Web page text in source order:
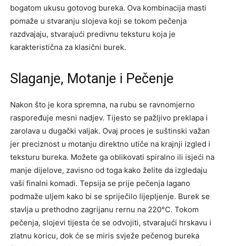
bogatom ukusu gotovog bureka. Ova kombinacija masti
pomaže u stvaranju slojeva koji se tokom pečenja
razdvajaju, stvarajući predivnu teksturu koja je
karakteristična za klasični burek.
Slaganje, Motanje i Pečenje
Nakon što je kora spremna, na rubu se ravnomjerno
raspoređuje mesni nadjev. Tijesto se pažljivo preklapa i
zarolava u dugački valjak. Ovaj proces je suštinski važan
jer preciznost u motanju direktno utiče na krajnji izgled i
teksturu bureka. Možete ga oblikovati spiralno ili isjeći na
manje dijelove, zavisno od toga kako želite da izgledaju
vaši finalni komadi. Tepsija se prije pečenja lagano
podmaže uljem kako bi se spriječilo lijepljenje. Burek se
stavlja u prethodno zagrijanu rernu na 220°C. Tokom
pečenja, slojevi tijesta će se odvojiti, stvarajući hrskavu i
zlatnu koricu, dok će se miris svježe pečenog bureka